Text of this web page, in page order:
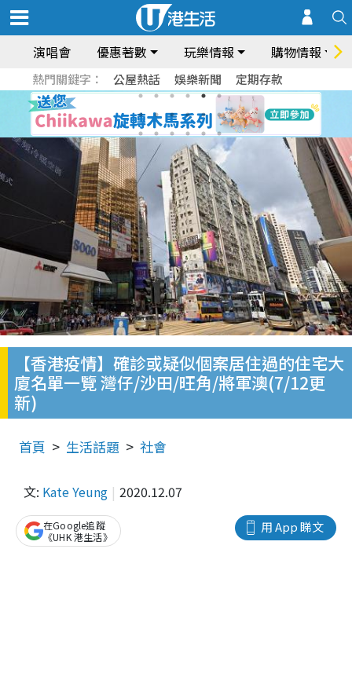
演唱會 優惠著數 玩樂情報 購物情報
熱門關鍵字： 公屋熱話 娛樂新聞 定期存款
【香港疫情】確診或疑似個案居住過的住宅大
廈名單一覽 灣仔/沙田/旺角/將軍澳(7/12更
新)
首頁 生活話題 社會
文: Kate Yeung 2020.12.07
用 App 睇文
在Google追蹤
《UHK 港生活》